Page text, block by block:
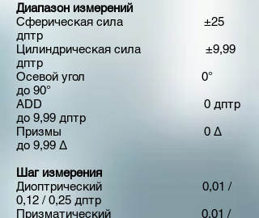
Диапазон измерений
Сферическая сила ±25
дптр
Цилиндрическая сила ±9,99
дптр
Осевой угол 0°
до 90°
ADD 0 дптр
до 9,99 дптр
Призмы 0 ∆
до 9,99 ∆
Шаг измерения
Диоптрический 0,01 /
0,12 / 0,25 дптр
Призматический 0,01 /